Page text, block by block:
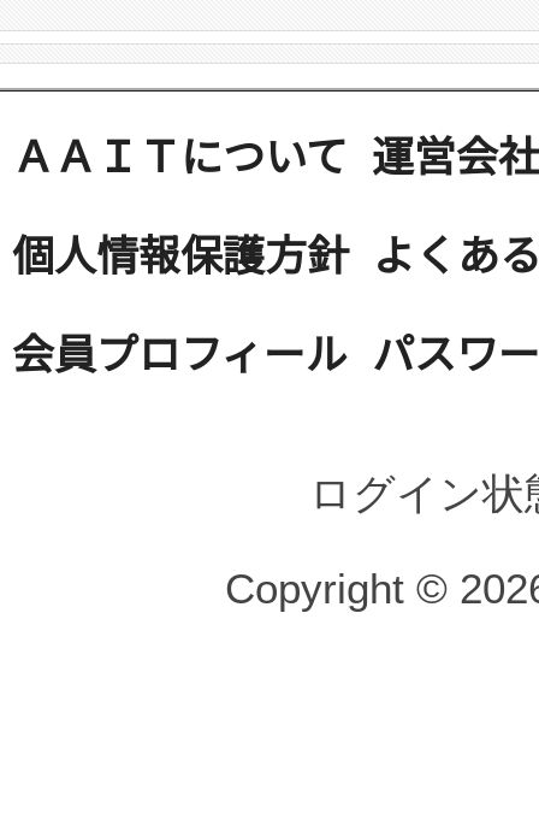
ＡＡＩＴについて 運営会社
個人情報保護方針 よくあ
会員プロフィール パスワ
ログイン
Copyright ©